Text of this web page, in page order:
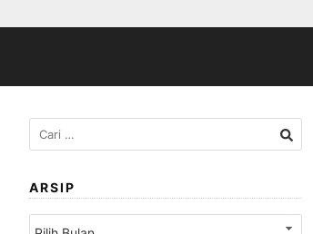
Cari
untuk:
ARSIP
Arsip